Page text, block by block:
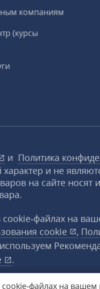
на
компаниям
(курсы
и Политика
и не
на сайте носят
на
cookie ,
.